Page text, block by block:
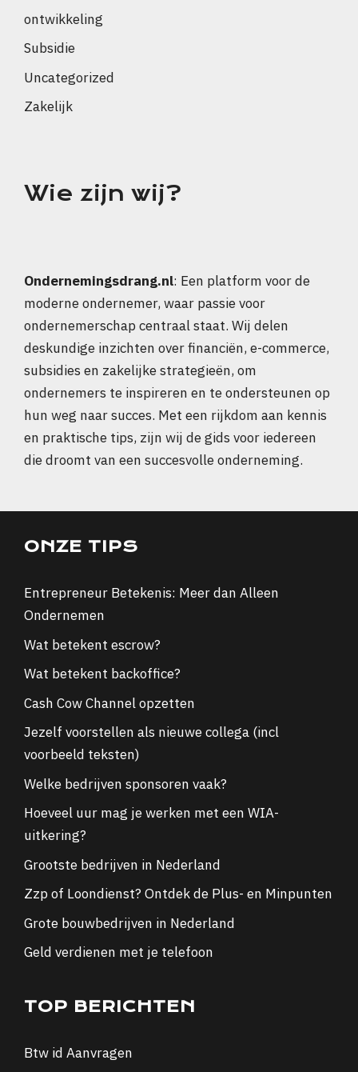
ontwikkeling
Subsidie
Uncategorized
Zakelijk
Wie zijn wij?
Ondernemingsdrang.nl: Een platform voor de
moderne ondernemer, waar passie voor
ondernemerschap centraal staat. Wij delen
deskundige inzichten over financiën, e-commerce,
subsidies en zakelijke strategieën, om
ondernemers te inspireren en te ondersteunen op
hun weg naar succes. Met een rijkdom aan kennis
en praktische tips, zijn wij de gids voor iedereen
die droomt van een succesvolle onderneming.
ONZE TIPS
Entrepreneur Betekenis: Meer dan Alleen
Ondernemen
Wat betekent escrow?
Wat betekent backoffice?
Cash Cow Channel opzetten
Jezelf voorstellen als nieuwe collega (incl
voorbeeld teksten)
Welke bedrijven sponsoren vaak?
Hoeveel uur mag je werken met een WIA-
uitkering?
Grootste bedrijven in Nederland
Zzp of Loondienst? Ontdek de Plus- en Minpunten
Grote bouwbedrijven in Nederland
Geld verdienen met je telefoon
TOP BERICHTEN
Btw id Aanvragen